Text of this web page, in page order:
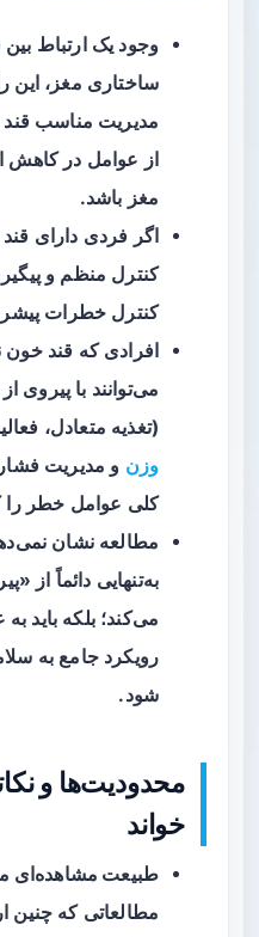
وجود یک ارتباط
ساختاری مغز، این
مدیریت مناسب
از عوامل در کاهش
مغز باشد.
اگر فردی دارای
کنترل منظم و
کنترل خطرات
افرادی که قند خون
می‌توانند با پیروی
(تغذیه متعادل،
وزن و مدیریت
کلی عوامل خطر را
مطالعه نشان
به‌تنهایی دائماً از
می‌کند؛ بلکه باید
رویکرد جامع به
شود.
محدودیت‌ها و
خواند
طبیعت مشاهده‌ای
مطالعاتی که چنین